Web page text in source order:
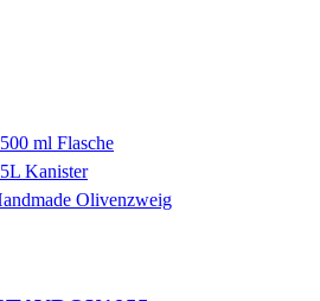
ml Flasche
Kanister
Olivenzweig